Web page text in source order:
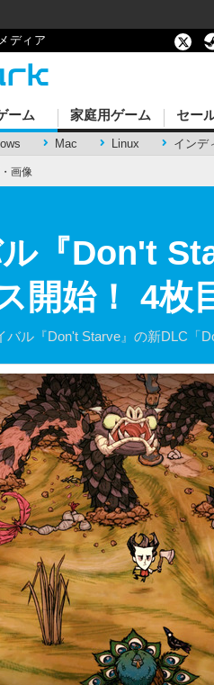
ディア
ーム
Mac Linux インデ
家庭用ゲーム セー
画像
『Don't
開始！ 4枚
バル『Don't Starve』の新DLC「